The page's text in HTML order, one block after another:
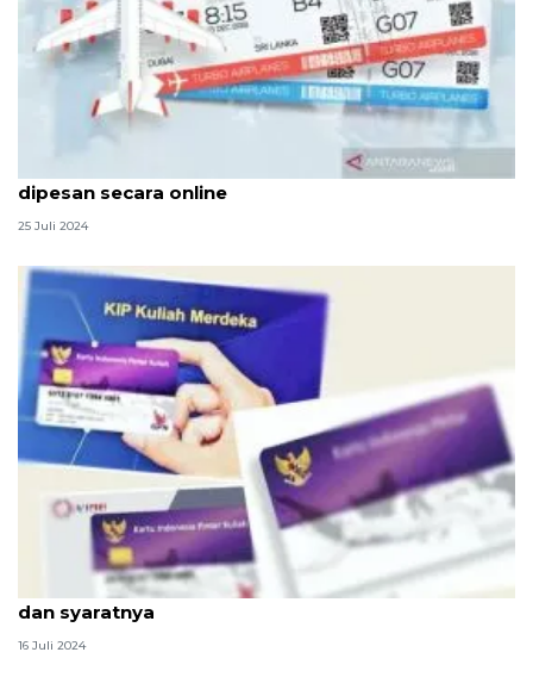
Mudah, ini cara cek tiket pesawat yang sudah
dipesan secara online
25 Juli 2024
Cara daftar ulang KIP Kuliah 2024: panduan, link,
dan syaratnya
16 Juli 2024